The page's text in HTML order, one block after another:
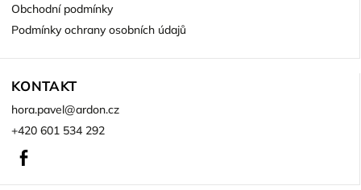
Obchodní podmínky
Podmínky ochrany osobních údajů
KONTAKT
hora.pavel@ardon.cz
+420 601 534 292